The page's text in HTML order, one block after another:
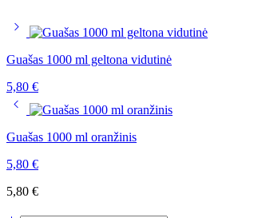
Guašas 1000 ml geltona vidutinė
5,80 €
Guašas 1000 ml oranžinis
5,80 €
5,80 €